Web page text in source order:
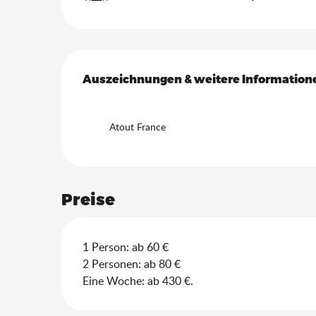
Auszeichnungen & weitere
Auszeichnungen & weitere
Atout France
Preise
1 Person: ab 60 €
2 Personen: ab 80 €
Eine Woche: ab 430 €.